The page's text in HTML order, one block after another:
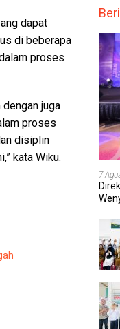
dapat
di beberapa
proses
juga
proses
disiplin
kata Wiku.
7